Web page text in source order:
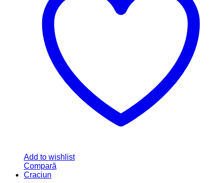
Add to wishlist
Compară
Craciun